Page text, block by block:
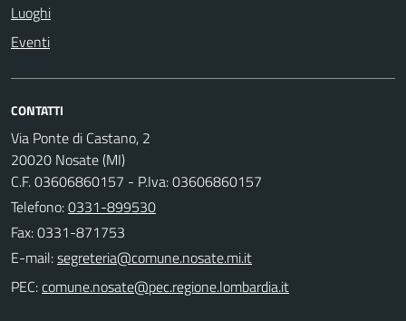
Luoghi
Eventi
CONTATTI
Via Ponte di Castano, 2
20020 Nosate (MI)
C.F. 03606860157 - P.Iva: 03606860157
Telefono:0331-899530
Fax: 0331-871753
E-mail:
PEC: